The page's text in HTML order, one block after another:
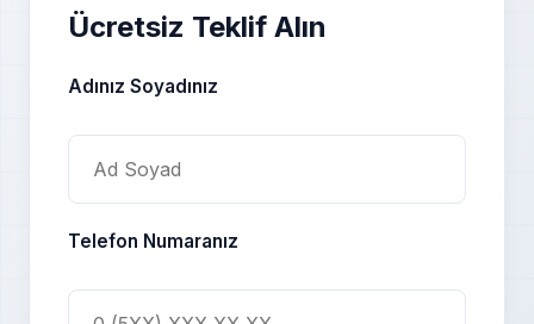
Ücretsiz Teklif Alın
Adınız Soyadınız
Telefon Numaranız